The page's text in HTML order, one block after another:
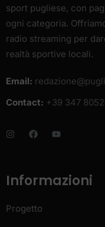
sport pugliese, con
ogni categoria.
radio streaming per
realtà sportive locali.
Email:
Contact: +39 347
Informazioni
Progetto